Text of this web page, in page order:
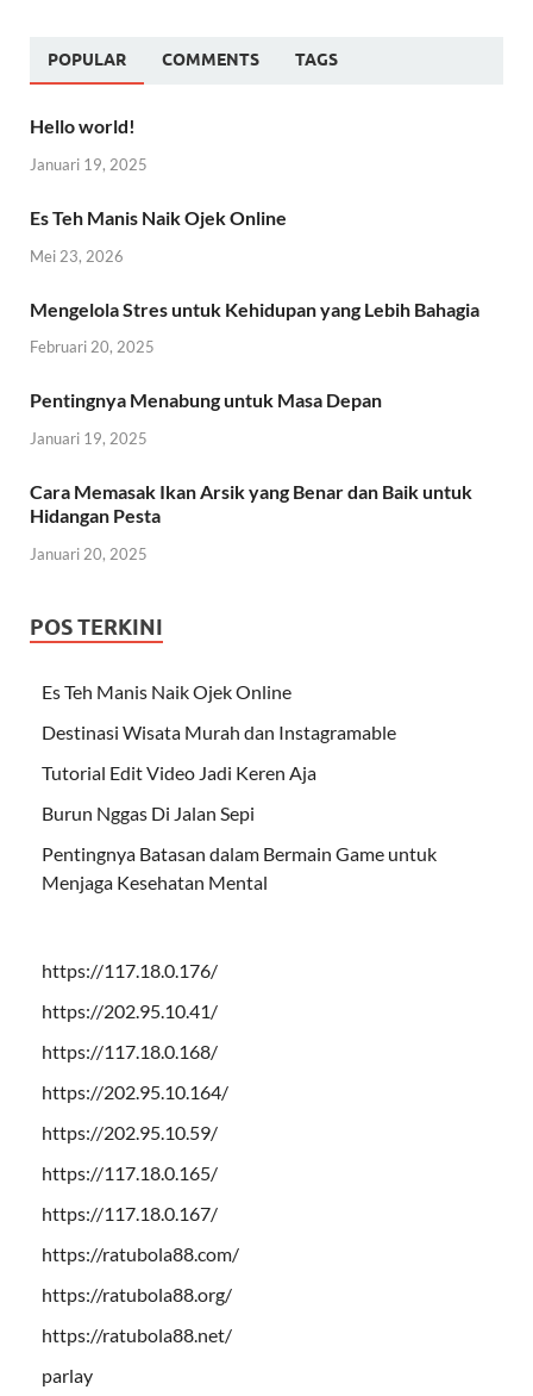
POPULAR COMMENTS TAGS
Hello world!
Januari 19, 2025
Es Teh Manis Naik Ojek Online
Mei 23, 2026
Mengelola Stres untuk Kehidupan yang Lebih Bahagia
Februari 20, 2025
Pentingnya Menabung untuk Masa Depan
Januari 19, 2025
Cara Memasak Ikan Arsik yang Benar dan Baik untuk
Hidangan Pesta
Januari 20, 2025
POS TERKINI
Es Teh Manis Naik Ojek Online
Destinasi Wisata Murah dan Instagramable
Tutorial Edit Video Jadi Keren Aja
Burun Nggas Di Jalan Sepi
Pentingnya Batasan dalam Bermain Game untuk
Menjaga Kesehatan Mental
https://117.18.0.176/
https://202.95.10.41/
https://117.18.0.168/
https://202.95.10.164/
https://202.95.10.59/
https://117.18.0.165/
https://117.18.0.167/
https://ratubola88.com/
https://ratubola88.org/
https://ratubola88.net/
parlay